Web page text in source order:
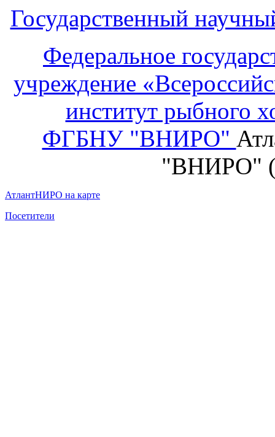
Государственный
Федеральное
учреждение
институт рыбного
ФГБНУ "ВНИРО"
"ВНИРО"
АтлантНИРО на карте
Посетители